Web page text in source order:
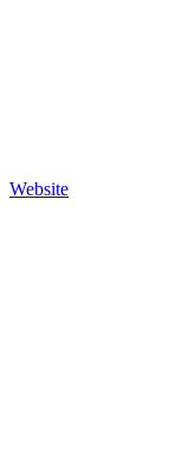
Website